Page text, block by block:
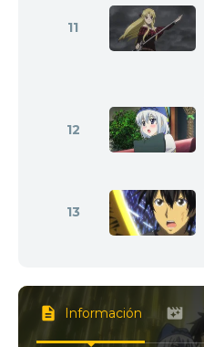
11
12
13
Información